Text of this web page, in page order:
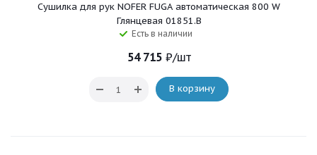
Сушилка для рук NOFER FUGA автоматическая 800 W
Глянцевая 01851.B
Есть в наличии
54 715₽/шт
В корзину